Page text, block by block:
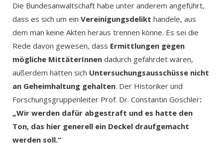
Die Bundesanwaltschaft habe unter anderem angeführt,
dass es sich um ein Vereinigungsdelikt handele, aus
dem man keine Akten heraus trennen könne. Es sei die
Rede davon gewesen, dass Ermittlungen gegen
mögliche MittäterInnen dadurch gefährdet wären,
außerdem hätten sich Untersuchungsausschüsse nicht
an Geheimhaltung gehalten. Der Historiker und
Forschungsgruppenleiter Prof. Dr. Constantin Goschler:
„Wir werden dafür abgestraft und es hatte den
Ton, das hier generell ein Deckel draufgemacht
werden soll.“